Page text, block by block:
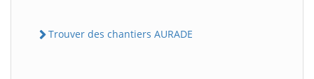
Trouver des chantiers AURADE